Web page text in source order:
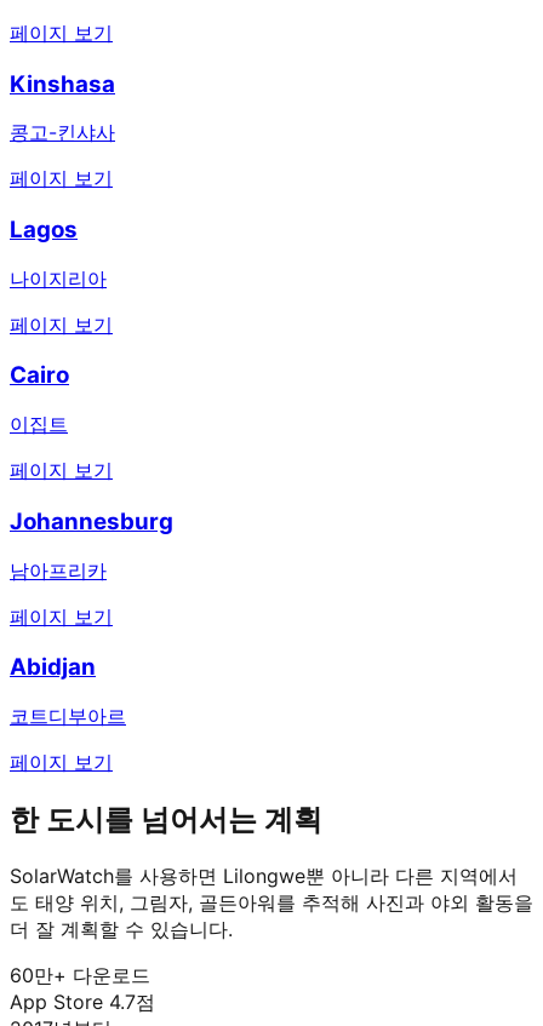
페이지 보기
Kinshasa
콩고-킨샤사
페이지 보기
Lagos
나이지리아
페이지 보기
Cairo
이집트
페이지 보기
Johannesburg
남아프리카
페이지 보기
Abidjan
코트디부아르
페이지 보기
한 도시를 넘어서는 계획
SolarWatch를 사용하면 Lilongwe뿐 아니라 다른 지역에서
도 태양 위치, 그림자, 골든아워를 추적해 사진과 야외 활동을
더 잘 계획할 수 있습니다.
60만+ 다운로드
App Store 4.7점